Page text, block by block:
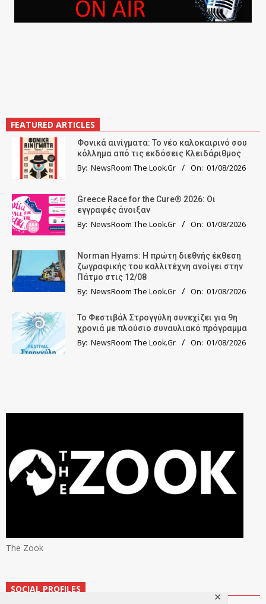
✕
FEATURED ARTICLES
Φονικά αινίγματα: Το νέο καλοκαιρινό σου
κόλλημα από τις εκδόσεις Κλειδάριθμος
By: NewsRoom The Look.Gr On: 01/08/2026
Greece Race for the Cure® 2026: Οι
εγγραφές άνοιξαν
By: NewsRoom The Look.Gr On: 01/08/2026
Norman Hyams: Η πρώτη διεθνής έκθεση
ζωγραφικής του καλλιτέχνη ανοίγει στην
Πάτμο στις 12/08
By: NewsRoom The Look.Gr On: 01/08/2026
Το Φεστιβάλ Στρογγύλη συνεχίζει για 9η
χρονιά με πλούσιο συναυλιακό πρόγραμμα
By: NewsRoom The Look.Gr On: 01/08/2026
The Zook
SOCIAL PROFILES